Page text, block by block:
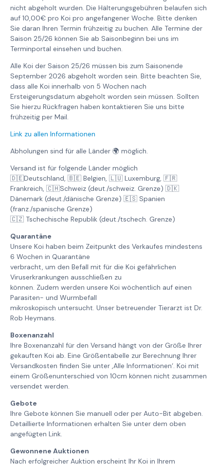
nicht abgeholt wurden. Die Hälterungsgebühren belaufen sich
auf 10,00€ pro Koi pro angefangener Woche. Bitte denken
Sie daran Ihren Termin frühzeitig zu buchen. Alle Termine der
Saison 25/26 können Sie ab Saisonbeginn bei uns im
Terminportal einsehen und buchen.
Alle Koi der Saison 25/26 müssen bis zum Saisonende
September 2026 abgeholt worden sein. Bitte beachten Sie,
dass alle Koi innerhalb von 5 Wochen nach
Ersteigerungsdatum abgeholt worden sein müssen. Sollten
Sie hierzu Rückfragen haben kontaktieren Sie uns bitte
frühzeitig per Mail.
Link zu allen Informationen
Abholungen sind für alle Länder 🌍 möglich.
Versand ist für folgende Länder möglich
🇩🇪Deutschland, 🇧🇪 Belgien, 🇱🇺 Luxemburg, 🇫🇷
Frankreich, 🇨🇭Schweiz (deut./schweiz. Grenze) 🇩🇰
Dänemark (deut./dänische Grenze) 🇪🇸 Spanien
(franz./spanische Grenze)
🇨🇿 Tschechische Republik (deut./tschech. Grenze)
Quarantäne
Unsere Koi haben beim Zeitpunkt des Verkaufes mindestens
6 Wochen in Quarantäne
verbracht, um den Befall mit für die Koi gefährlichen
Viruserkrankungen ausschließen zu
können. Zudem werden unsere Koi wöchentlich auf einen
Parasiten- und Wurmbefall
mikroskopisch untersucht. Unser betreuender Tierarzt ist Dr.
Rob Heymans.
Boxenanzahl
Ihre Boxenanzahl für den Versand hängt von der Größe Ihrer
gekauften Koi ab. Eine Größentabelle zur Berechnung Ihrer
Versandkosten finden Sie unter ‚Alle Informationen‘. Koi mit
einem Größenunterschied von 10cm können nicht zusammen
versendet werden.
Gebote
Ihre Gebote können Sie manuell oder per Auto-Bit abgeben.
Detaillierte Informationen erhalten Sie unter dem oben
angefügten Link.
Gewonnene Auktionen
Nach erfolgreicher Auktion erscheint Ihr Koi in Ihrem